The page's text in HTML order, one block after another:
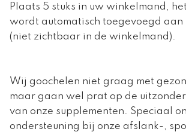
Plaats 5 stuks in uw winkelmand,
wordt automatisch toegevoegd aan
(niet zichtbaar in de winkelmand).
Wij goochelen niet graag met
maar gaan wel prat op de
van onze supplementen. Speciaal
ondersteuning bij onze afslank-,